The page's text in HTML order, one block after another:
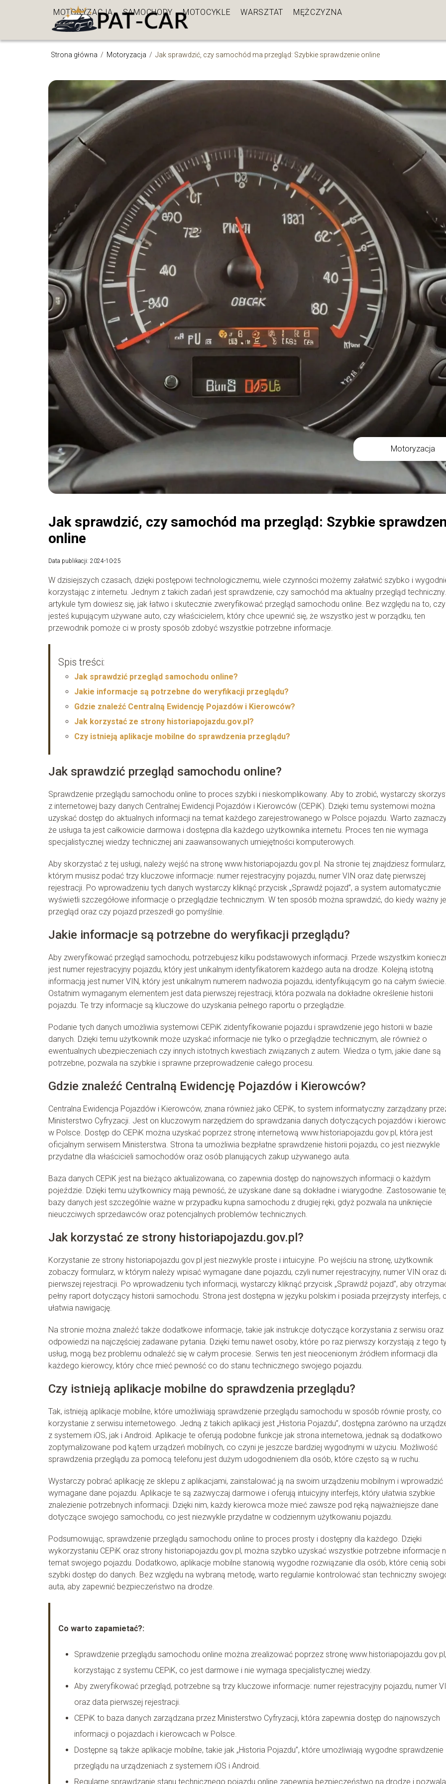
MOTORYZACJA SAMOCHODY MOTOCYKLE WARSZTAT MĘŻCZYZNA
Strona główna / Motoryzacja / Jak sprawdzić, czy samochód ma przegląd: Szybkie sprawdzenie online
Motoryzacja
Jak sprawdzić, czy samochód ma przegląd: Szybkie
online
Data publikacji: 2024-10-25
W dzisiejszych czasach, dzięki postępowi technologicznemu, wiele czynności możemy załatwić szybko i
korzystając z internetu. Jednym z takich zadań jest sprawdzenie, czy samochód ma aktualny przegląd
artykule tym dowiesz się, jak łatwo i skutecznie zweryfikować przegląd samochodu online. Bez względu na to, czy
jesteś kupującym używane auto, czy właścicielem, który chce upewnić się, że wszystko jest w porządku, ten
przewodnik pomoże ci w prosty sposób zdobyć wszystkie potrzebne informacje.
Spis treści:
Jak sprawdzić przegląd samochodu online?
Jakie informacje są potrzebne do weryfikacji przeglądu?
Gdzie znaleźć Centralną Ewidencję Pojazdów i Kierowców?
Jak korzystać ze strony historiapojazdu.gov.pl?
Czy istnieją aplikacje mobilne do sprawdzenia przeglądu?
Jak sprawdzić przegląd samochodu online?
Sprawdzenie przeglądu samochodu online to proces szybki i nieskomplikowany. Aby to zrobić, wystarczy
z internetowej bazy danych Centralnej Ewidencji Pojazdów i Kierowców (CEPiK). Dzięki temu systemowi można
uzyskać dostęp do aktualnych informacji na temat każdego zarejestrowanego w Polsce pojazdu. Warto
że usługa ta jest całkowicie darmowa i dostępna dla każdego użytkownika internetu. Proces ten nie wymaga
specjalistycznej wiedzy technicznej ani zaawansowanych umiejętności komputerowych.
Aby skorzystać z tej usługi, należy wejść na stronę www.historiapojazdu.gov.pl. Na stronie tej znajdziesz
którym musisz podać trzy kluczowe informacje: numer rejestracyjny pojazdu, numer VIN oraz datę pierwszej
rejestracji. Po wprowadzeniu tych danych wystarczy kliknąć przycisk „Sprawdź pojazd”, a system automatycznie
wyświetli szczegółowe informacje o przeglądzie technicznym. W ten sposób można sprawdzić, do kiedy ważny
przegląd oraz czy pojazd przeszedł go pomyślnie.
Jakie informacje są potrzebne do weryfikacji przeglądu?
Aby zweryfikować przegląd samochodu, potrzebujesz kilku podstawowych informacji. Przede wszystkim
jest numer rejestracyjny pojazdu, który jest unikalnym identyfikatorem każdego auta na drodze. Kolejną istotną
informacją jest numer VIN, który jest unikalnym numerem nadwozia pojazdu, identyfikującym go na całym świecie.
Ostatnim wymaganym elementem jest data pierwszej rejestracji, która pozwala na dokładne określenie historii
pojazdu. Te trzy informacje są kluczowe do uzyskania pełnego raportu o przeglądzie.
Podanie tych danych umożliwia systemowi CEPiK zidentyfikowanie pojazdu i sprawdzenie jego historii w bazie
danych. Dzięki temu użytkownik może uzyskać informacje nie tylko o przeglądzie technicznym, ale również o
ewentualnych ubezpieczeniach czy innych istotnych kwestiach związanych z autem. Wiedza o tym, jakie dane są
potrzebne, pozwala na szybkie i sprawne przeprowadzenie całego procesu.
Gdzie znaleźć Centralną Ewidencję Pojazdów i Kierowców?
Centralna Ewidencja Pojazdów i Kierowców, znana również jako CEPiK, to system informatyczny zarządzany
Ministerstwo Cyfryzacji. Jest on kluczowym narzędziem do sprawdzania danych dotyczących pojazdów i
w Polsce. Dostęp do CEPiK można uzyskać poprzez stronę internetową www.historiapojazdu.gov.pl, która jest
oficjalnym serwisem Ministerstwa. Strona ta umożliwia bezpłatne sprawdzenie historii pojazdu, co jest niezwykle
przydatne dla właścicieli samochodów oraz osób planujących zakup używanego auta.
Baza danych CEPiK jest na bieżąco aktualizowana, co zapewnia dostęp do najnowszych informacji o każdym
pojeździe. Dzięki temu użytkownicy mają pewność, że uzyskane dane są dokładne i wiarygodne. Zastosowanie
bazy danych jest szczególnie ważne w przypadku kupna samochodu z drugiej ręki, gdyż pozwala na uniknięcie
nieuczciwych sprzedawców oraz potencjalnych problemów technicznych.
Jak korzystać ze strony historiapojazdu.gov.pl?
Korzystanie ze strony historiapojazdu.gov.pl jest niezwykle proste i intuicyjne. Po wejściu na stronę, użytkownik
zobaczy formularz, w którym należy wpisać wymagane dane pojazdu, czyli numer rejestracyjny, numer VIN oraz
pierwszej rejestracji. Po wprowadzeniu tych informacji, wystarczy kliknąć przycisk „Sprawdź pojazd”, aby
pełny raport dotyczący historii samochodu. Strona jest dostępna w języku polskim i posiada przejrzysty interfejs,
ułatwia nawigację.
Na stronie można znaleźć także dodatkowe informacje, takie jak instrukcje dotyczące korzystania z serwisu oraz
odpowiedzi na najczęściej zadawane pytania. Dzięki temu nawet osoby, które po raz pierwszy korzystają z tego
usług, mogą bez problemu odnaleźć się w całym procesie. Serwis ten jest nieocenionym źródłem informacji dla
każdego kierowcy, który chce mieć pewność co do stanu technicznego swojego pojazdu.
Czy istnieją aplikacje mobilne do sprawdzenia przeglądu?
Tak, istnieją aplikacje mobilne, które umożliwiają sprawdzenie przeglądu samochodu w sposób równie prosty, co
korzystanie z serwisu internetowego. Jedną z takich aplikacji jest „Historia Pojazdu”, dostępna zarówno na
z systemem iOS, jak i Android. Aplikacje te oferują podobne funkcje jak strona internetowa, jednak są dodatkowo
zoptymalizowane pod kątem urządzeń mobilnych, co czyni je jeszcze bardziej wygodnymi w użyciu. Możliwość
sprawdzenia przeglądu za pomocą telefonu jest dużym udogodnieniem dla osób, które często są w ruchu.
Wystarczy pobrać aplikację ze sklepu z aplikacjami, zainstalować ją na swoim urządzeniu mobilnym i wprowadzić
wymagane dane pojazdu. Aplikacje te są zazwyczaj darmowe i oferują intuicyjny interfejs, który ułatwia szybkie
znalezienie potrzebnych informacji. Dzięki nim, każdy kierowca może mieć zawsze pod ręką najważniejsze dane
dotyczące swojego samochodu, co jest niezwykle przydatne w codziennym użytkowaniu pojazdu.
Podsumowując, sprawdzenie przeglądu samochodu online to proces prosty i dostępny dla każdego. Dzięki
wykorzystaniu CEPiK oraz strony historiapojazdu.gov.pl, można szybko uzyskać wszystkie potrzebne informacje
temat swojego pojazdu. Dodatkowo, aplikacje mobilne stanowią wygodne rozwiązanie dla osób, które cenią
szybki dostęp do danych. Bez względu na wybraną metodę, warto regularnie kontrolować stan techniczny
auta, aby zapewnić bezpieczeństwo na drodze.
Co warto zapamietać?:
Sprawdzenie przeglądu samochodu online można zrealizować poprzez stronę www.historiapojazdu.gov.pl,
korzystając z systemu CEPiK, co jest darmowe i nie wymaga specjalistycznej wiedzy.
Aby zweryfikować przegląd, potrzebne są trzy kluczowe informacje: numer rejestracyjny pojazdu, numer
oraz data pierwszej rejestracji.
CEPiK to baza danych zarządzana przez Ministerstwo Cyfryzacji, która zapewnia dostęp do najnowszych
informacji o pojazdach i kierowcach w Polsce.
Dostępne są także aplikacje mobilne, takie jak „Historia Pojazdu”, które umożliwiają wygodne sprawdzenie
przeglądu na urządzeniach z systemem iOS i Android.
Regularne sprawdzanie stanu technicznego pojazdu online zapewnia bezpieczeństwo na drodze i pozwala